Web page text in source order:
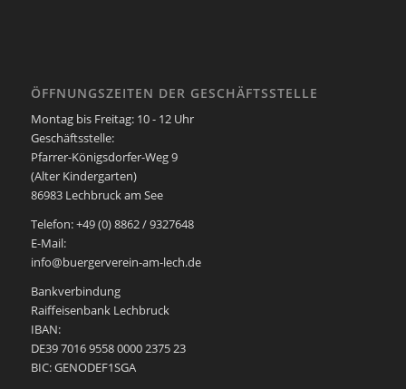
ÖFFNUNGSZEITEN DER GESCHÄFTSSTELLE
Montag bis Freitag: 10 - 12 Uhr
Geschäftsstelle:
Pfarrer-Königsdorfer-Weg 9
(Alter Kindergarten)
86983 Lechbruck am See
Telefon: +49 (0) 8862 / 9327648
E-Mail:
info@buergerverein-am-lech.de
Bankverbindung
Raiffeisenbank Lechbruck
IBAN:
DE39 7016 9558 0000 2375 23
BIC: GENODEF1SGA